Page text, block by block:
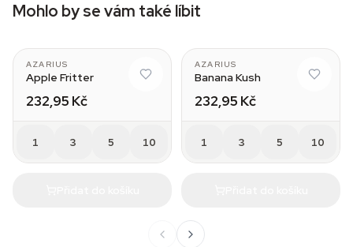
Mohlo by se vám také líbit
AZARIUS
Apple Fritter
232,95 Kč
1 3 5 10
AZARIUS
Banana Kush
232,95 Kč
1 3 5 10